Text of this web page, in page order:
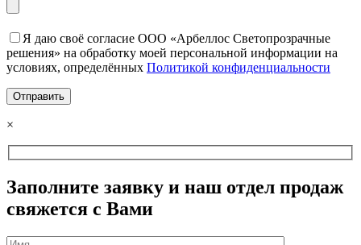
Я даю своё согласие ООО «Арбеллос Светопрозрачные
решения» на обработку моей персональной информации на
условиях, определённых Политикой конфиденциальности
×
Заполните заявку и наш отдел продаж
свяжется с Вами